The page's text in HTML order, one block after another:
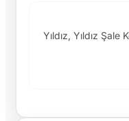
Yıldız, Yıldız